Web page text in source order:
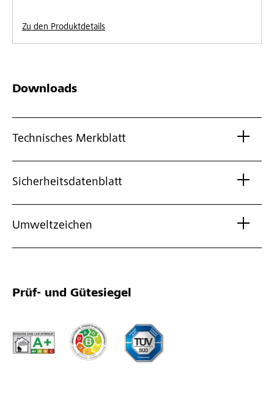
Zu den Produktdetails
Downloads
Technisches Merkblatt
Sicherheitsdatenblatt
Umweltzeichen
Prüf- und Gütesiegel